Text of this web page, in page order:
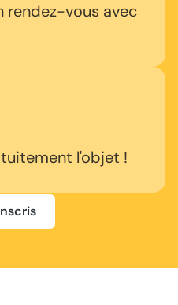
rendez-vous avec
l'objet !